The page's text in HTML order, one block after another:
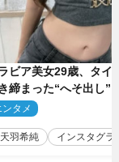
ビア美女29歳、タイ
締まった“へそ出し”
愛い過ぎる」
ンタメ
天羽希純 インスタグラ